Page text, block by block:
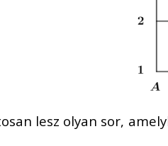
lesz olyan sor,